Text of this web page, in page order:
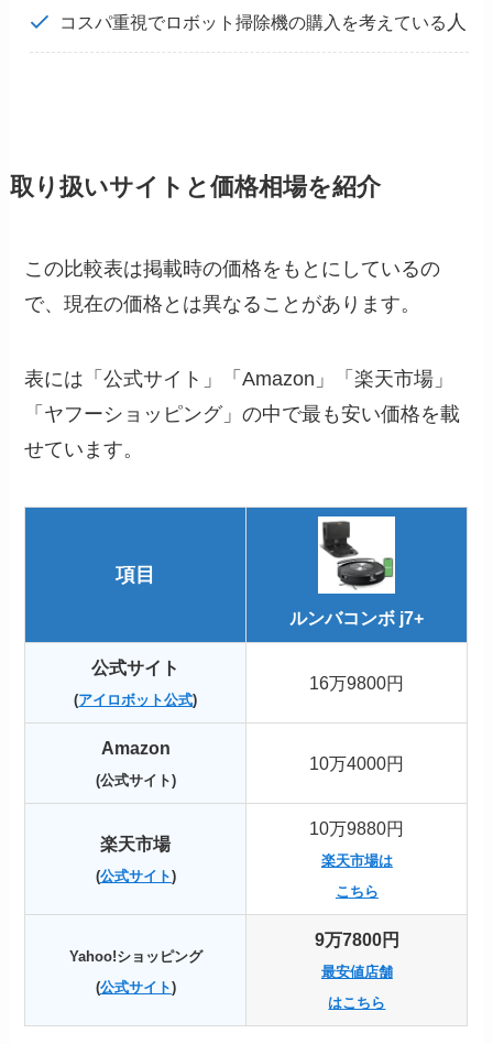
コスパ重視でロボット掃除機の購入を考えている 人
取り扱いサイトと価格相場を紹介
この比較表は掲載時の価格をもとにしているの
で、現在の価格とは異なることがあります。
表には「公式サイト」「Amazon」「楽天市場」
「ヤフーショッピング」の中で最も安い価格を載
せています。
項目
ルンバコンボ j7+
公式サイト
(アイロボット公式)
16万9800円
Amazon
(公式サイト)
10万4000円
楽天市場
(公式サイト)
10万9880円
楽天市場は
こちら
Yahoo!ショッピング
(公式サイト)
9万7800円
最安値店舗
はこちら